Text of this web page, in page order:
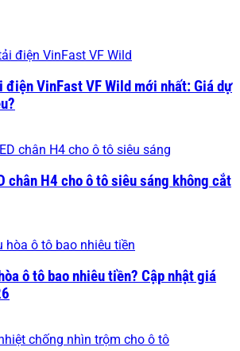
điện VinFast VF Wild mới nhất: Giá dự
chân H4 cho ô tô siêu sáng không cắt
ô tô bao nhiêu tiền? Cập nhật giá